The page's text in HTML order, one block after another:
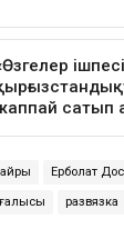
Ерболат
развязка